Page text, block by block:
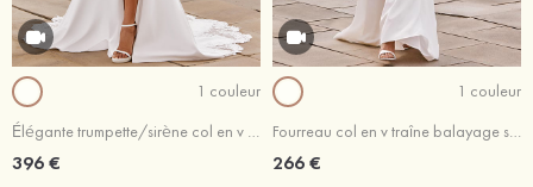
1 couleur
Élégante trumpette/sirène col en v satin traîne cour robe de mariée
396 €
1 couleur
Fourreau col en v traîne balayage satin robe de bal
266 €